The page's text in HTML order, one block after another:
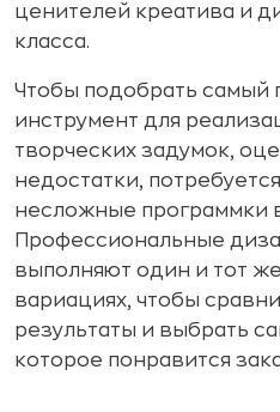
ценителей креатива и
класса.
Чтобы подобрать самый
инструмент для
творческих задумок,
недостатки,
несложные программки
Профессиональные
выполняют один и тот
вариациях, чтобы
результаты и выбрать
которое понравится